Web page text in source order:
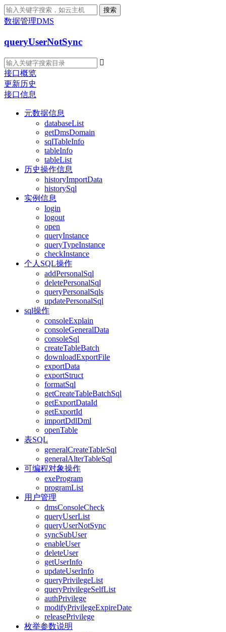
搜索
数据管理DMS
queryUserNotSync

接口概览
更新历史
接口信息
元数据信息
databaseList
getDmsDomain
sqlTableInfo
tableInfo
tableList
历史操作信息
historyImportData
historySql
实例信息
login
logout
open
queryInstance
queryTypeInstance
checkInstance
个人SQL操作
addPersonalSql
deletePersonalSql
queryPersonalSqls
updatePersonalSql
sql操作
consoleExplain
consoleGeneralData
consoleSql
createTableBatch
downloadExportFile
exportData
exportStruct
formatSql
getCreateTableBatchSql
getExportDataId
getExportId
importDdlDml
openTable
表SQL
generalCreateTableSql
generalAlterTableSql
可编程对象操作
exeProgram
programList
用户管理
dmsConsoleCheck
queryUserList
queryUserNotSync
syncSubUser
enableUser
deleteUser
getUserInfo
updateUserInfo
queryPrivilegeList
queryPrivilegeSelfList
authPrivilege
modifyPrivilegeExpireDate
releasePrivilege
枚举参数说明